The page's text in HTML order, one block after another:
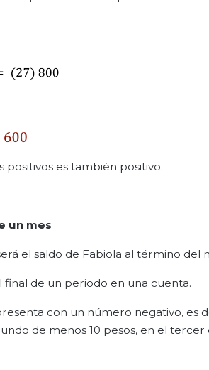
es también positivo.
un mes
el saldo de Fabiola al término del
final de un periodo en una cuenta.
con un número negativo, es
de menos 10 pesos, en el tercer